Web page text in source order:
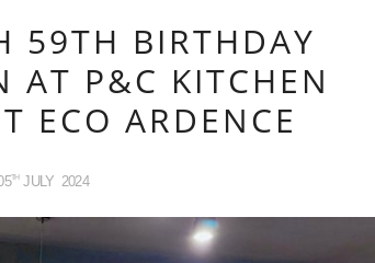
59TH BIRTHDAY
AT P&C KITCHEN
ECO ARDENCE
TH JULY 2024